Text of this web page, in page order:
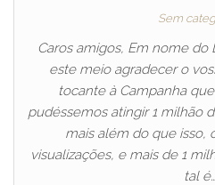
Sem
Caros amigos, Em nome
este meio agradecer o
tocante à Campanha
pudéssemos atingir 1 milhão
mais além do que isso,
visualizações, e mais de 1
tal é…